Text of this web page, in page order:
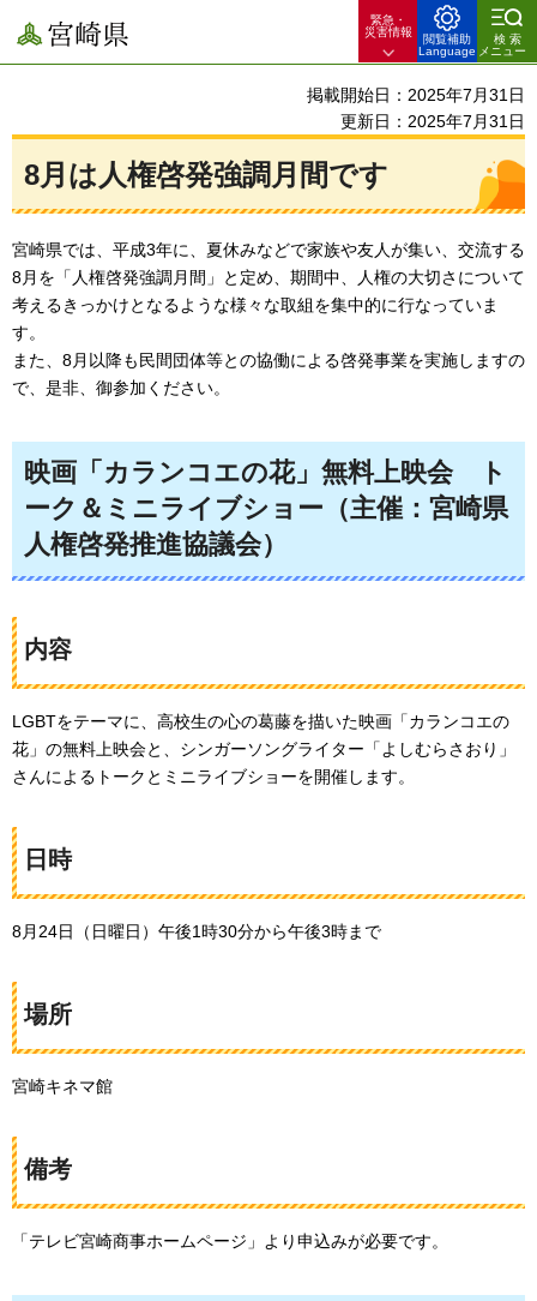
宮崎県
緊急・
災害情報
閲覧補助
Language
検索
メニュー
掲載開始日：2025年7月31日
更新日：2025年7月31日
8月は人権啓発強調月間です
宮崎県では、平成3年に、夏休みなどで家族や友人が集い、交流する
8月を「人権啓発強調月間」と定め、期間中、人権の大切さについて
考えるきっかけとなるような様々な取組を集中的に行なっていま
す。
また、8月以降も民間団体等との協働による啓発事業を実施しますの
で、是非、御参加ください。
映画「カランコエの花」無料上映会
ト
ーク ＆ミニライブショー（主催：宮崎県
人権啓発推進協議会）
内容
LGBTをテーマに、高校生の心の葛藤を描いた映画「カランコエの
花」の無料上映会と、シンガーソングライター「よしむらさおり」
さんによるトークとミニライブショーを開催します。
日時
8月24日（日曜日）午後1時30分から午後3時まで
場所
宮崎キネマ館
備考
「テレビ宮崎商事ホームページ」より申込みが必要です。